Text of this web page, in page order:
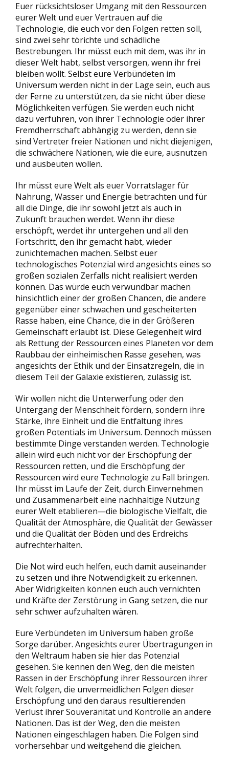
Euer rücksichtsloser Umgang mit den Ressourcen
eurer Welt und euer Vertrauen auf die
Technologie, die euch vor den Folgen retten soll,
sind zwei sehr törichte und schädliche
Bestrebungen. Ihr müsst euch mit dem, was ihr in
dieser Welt habt, selbst versorgen, wenn ihr frei
bleiben wollt. Selbst eure Verbündeten im
Universum werden nicht in der Lage sein, euch aus
der Ferne zu unterstützen, da sie nicht über diese
Möglichkeiten verfügen. Sie werden euch nicht
dazu verführen, von ihrer Technologie oder ihrer
Fremdherrschaft abhängig zu werden, denn sie
sind Vertreter freier Nationen und nicht diejenigen,
die schwächere Nationen, wie die eure, ausnutzen
und ausbeuten wollen.
Ihr müsst eure Welt als euer Vorratslager für
Nahrung, Wasser und Energie betrachten und für
all die Dinge, die ihr sowohl jetzt als auch in
Zukunft brauchen werdet. Wenn ihr diese
erschöpft, werdet ihr untergehen und all den
Fortschritt, den ihr gemacht habt, wieder
zunichtemachen machen. Selbst euer
technologisches Potenzial wird angesichts eines so
großen sozialen Zerfalls nicht realisiert werden
können. Das würde euch verwundbar machen
hinsichtlich einer der großen Chancen, die andere
gegenüber einer schwachen und gescheiterten
Rasse haben, eine Chance, die in der Größeren
Gemeinschaft erlaubt ist. Diese Gelegenheit wird
als Rettung der Ressourcen eines Planeten vor dem
Raubbau der einheimischen Rasse gesehen, was
angesichts der Ethik und der Einsatzregeln, die in
diesem Teil der Galaxie existieren, zulässig ist.
Wir wollen nicht die Unterwerfung oder den
Untergang der Menschheit fördern, sondern ihre
Stärke, ihre Einheit und die Entfaltung ihres
großen Potentials im Universum. Dennoch müssen
bestimmte Dinge verstanden werden. Technologie
allein wird euch nicht vor der Erschöpfung der
Ressourcen retten, und die Erschöpfung der
Ressourcen wird eure Technologie zu Fall bringen.
Ihr müsst im Laufe der Zeit, durch Einvernehmen
und Zusammenarbeit eine nachhaltige Nutzung
eurer Welt etablieren—die biologische Vielfalt, die
Qualität der Atmosphäre, die Qualität der Gewässer
und die Qualität der Böden und des Erdreichs
aufrechterhalten.
Die Not wird euch helfen, euch damit auseinander
zu setzen und ihre Notwendigkeit zu erkennen.
Aber Widrigkeiten können euch auch vernichten
und Kräfte der Zerstörung in Gang setzen, die nur
sehr schwer aufzuhalten wären.
Eure Verbündeten im Universum haben große
Sorge darüber. Angesichts eurer Übertragungen in
den Weltraum haben sie hier das Potenzial
gesehen. Sie kennen den Weg, den die meisten
Rassen in der Erschöpfung ihrer Ressourcen ihrer
Welt folgen, die unvermeidlichen Folgen dieser
Erschöpfung und den daraus resultierenden
Verlust ihrer Souveränität und Kontrolle an andere
Nationen. Das ist der Weg, den die meisten
Nationen eingeschlagen haben. Die Folgen sind
vorhersehbar und weitgehend die gleichen.